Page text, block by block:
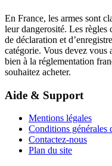
En France, les armes sont
leur dangerosité. Les règles
de déclaration et
catégorie. Vous devez vous
bien à la réglementation
souhaitez acheter.
Aide & Support
Mentions légales
Conditions générales
Contactez-nous
Plan du site